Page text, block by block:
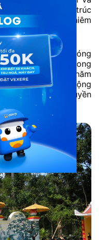
tục lâu đời. Kiến trúc
gian trang nghiêm
Cẩm An còn đóng
làng xã và phong
Dầu. Việc ghé thăm
về sinh hoạt cộng
trúc làng quê truyền